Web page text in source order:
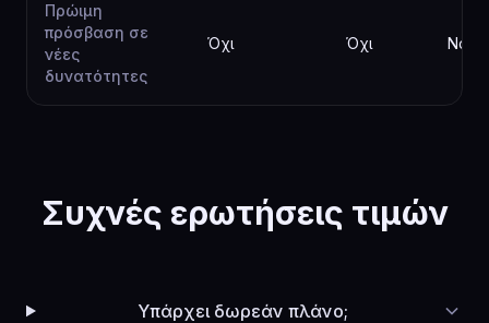
Πρώιμη
πρόσβαση σε
νέες
δυνατότητες
Όχι Όχι Ναι
Συχνές ερωτήσεις τιμών
Υπάρχει δωρεάν πλάνο;